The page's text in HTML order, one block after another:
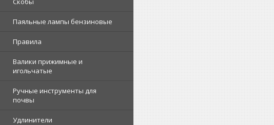
Паяльные лампы бензиновые
Правила
Валики прижимные и
игольчатые
Ручные инструменты для
почвы
Удлинители